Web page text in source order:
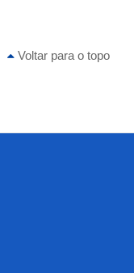
Voltar para o topo